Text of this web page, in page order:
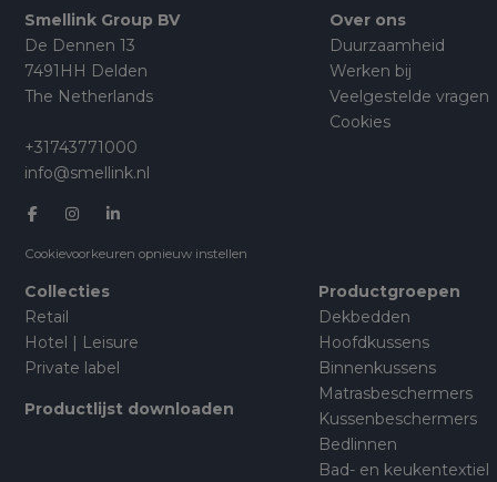
Smellink Group BV
De Dennen 13
7491HH Delden
The Netherlands
+31743771000
info@smellink.nl
Cookievoorkeuren opnieuw instellen
Over ons
Duurzaamheid
Werken bij
Veelgestelde vragen
Cookies
Collecties
Retail
Hotel | Leisure
Private label
Productlijst downloaden
Productgroepen
Dekbedden
Hoofdkussens
Binnenkussens
Matrasbeschermers
Kussenbeschermers
Bedlinnen
Bad- en keukentextiel